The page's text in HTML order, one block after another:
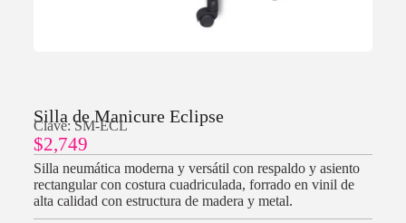
Silla de Manicure Eclipse
Clave: SM-ECL
$2,749
Silla neumática moderna y versátil con respaldo y asiento
rectangular con costura cuadriculada, forrado en vinil de
alta calidad con estructura de madera y metal.